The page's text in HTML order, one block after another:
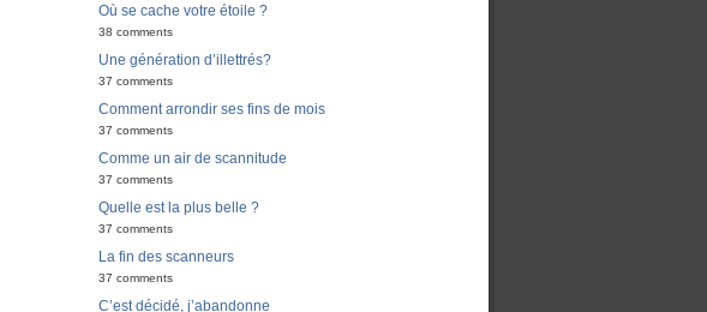
Où se cache votre étoile ?
38 comments
Une génération d’illettrés?
37 comments
Comment arrondir ses fins de mois
37 comments
Comme un air de scannitude
37 comments
Quelle est la plus belle ?
37 comments
La fin des scanneurs
37 comments
C’est décidé, j’abandonne